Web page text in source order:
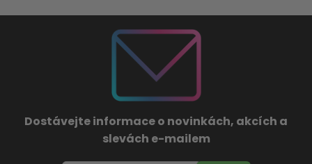
Dostávejte informace o novinkách, akcích a
slevách e-mailem